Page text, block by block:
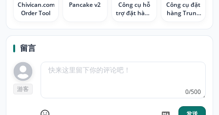
Chivican.com
Order Tool
Pancake v2
Công cụ hỗ
trợ đặt hàng
thuongdo.com
Công cụ đặt
hàng Trung
Nhaphangchina.vn
留言
游客 0/500